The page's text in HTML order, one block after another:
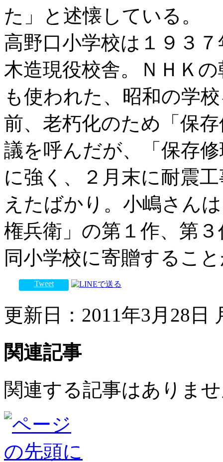
た」と述懐している。
高野口小学校は１９３
木造現役校舎。ＮＨＫ
も使われた、昭和の学
前、老朽化のため「保
議を呼んだが、「保存
に強く、２月末に耐震
えたばかり。小嶋さん
権兵衛」の第１作、第
同小学校に寄贈するこ
Tweet
更新日：2011年3月28日
関連記事
関連する記事はありま